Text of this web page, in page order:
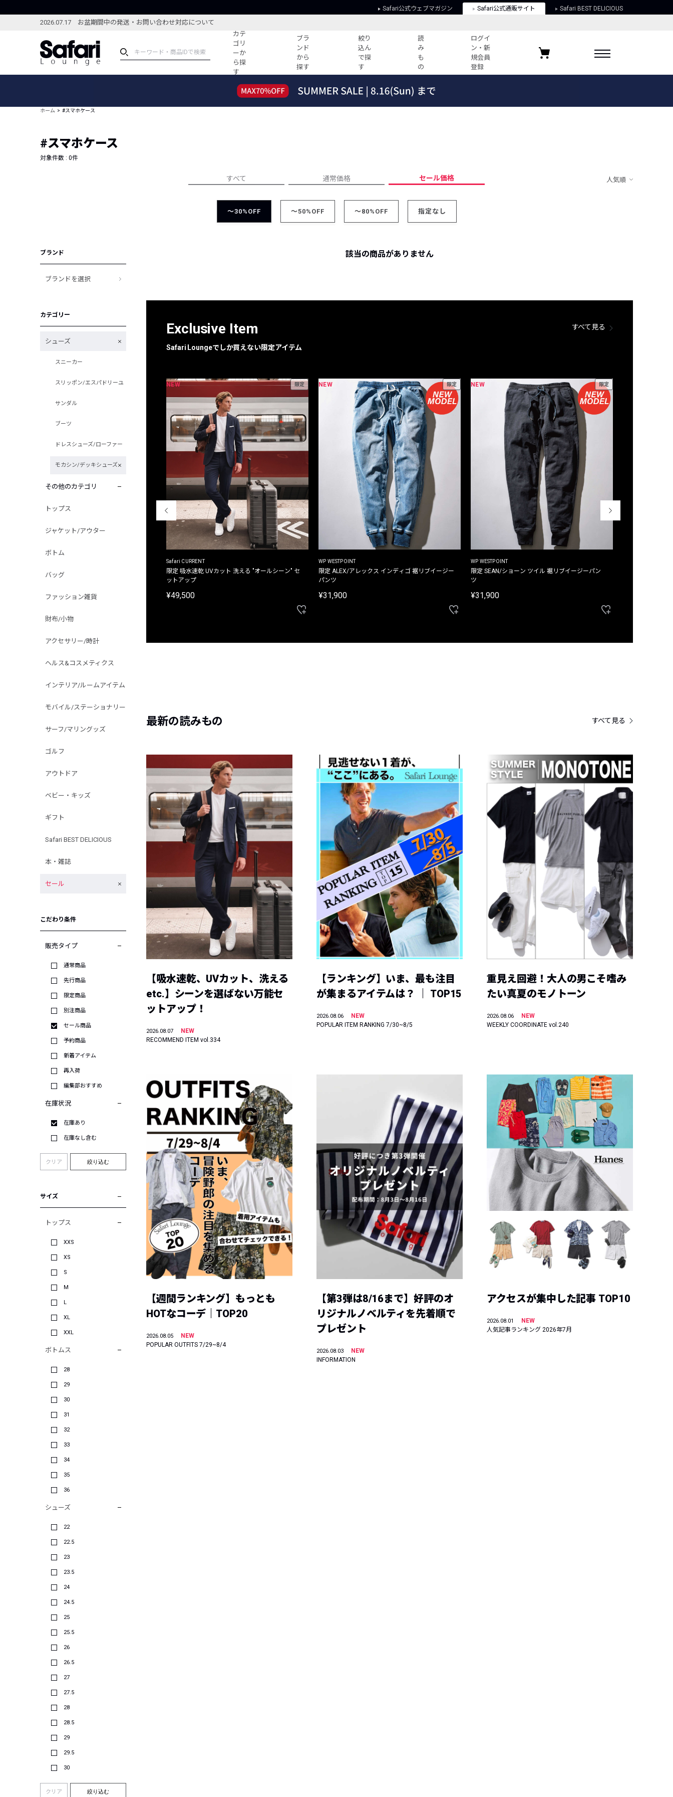
Safari公式ウェブマガジン Safari公式通販サイト Safari BEST DELICIOUS
2026.07.17 お盆期間中の発送・お問い合わせ対応について
カテ
ゴリ
ーか
ら探
す
ブラ
ンド
から
探す
絞り
込ん
で探
す
読
み
も
の
ログイ
ン・新
規会員
登録
ブランドから探す
新着アイテム
編集部のおすすめアイテム
すべての記事
人気記事ランキング
ウィークリーコーデ
プライバシーポリシー
お気に入りブランド
ホーム #スマホケース
#スマホケース
対象件数 : 0件
すべて 通常価格 セール価格 人気順
～30%OFF ～50%OFF ～80%OFF 指定なし
ブランド
ブランドを選択
カテゴリー
シューズ
スニーカー
スリッポン/エスパドリーユ
サンダル
ブーツ
ドレスシューズ/ローファー
モカシン/デッキシューズ
その他のカテゴリ
トップス
ジャケット/アウター
ボトム
バッグ
ファッション雑貨
財布/小物
アクセサリー/時計
ヘルス&コスメティクス
インテリア/ルームアイテム
モバイル/ステーショナリー
サーフ/マリングッズ
ゴルフ
アウトドア
ベビー・キッズ
ギフト
Safari BEST DELICIOUS
本・雑誌
セール
こだわり条件
販売タイプ
通常商品
先行商品
限定商品
別注商品
セール商品
予約商品
新着アイテム
再入荷
編集部おすすめ
在庫状況
在庫あり
在庫なし含む
クリア 絞り込む
サイズ
トップス
XXS
XS
S
M
L
XL
XXL
ボトムス
28
29
30
31
32
33
34
35
36
シューズ
22
22.5
23
23.5
24
24.5
25
25.5
26
26.5
27
27.5
28
28.5
29
29.5
30
クリア 絞り込む
該当の商品がありません
Exclusive Item
Safari Loungeでしか買えない限定アイテム
すべて見る
限定
別注限定 フード付き チェックシャツジャケット
NEW 限定
Safari CURRENT
限定 吸水速乾 UVカット 洗える "オールシーン" セ
ットアップ
¥49,500
NEW 限定
WP WESTPOINT
限定 ALEX/アレックス インディゴ 裾リブイージー
パンツ
¥31,900
NEW 限定
WP WESTPOINT
限定 SEAN/ショーン ツイル 裾リブイージーパン
ツ
¥31,900
最新の読みもの すべて見る
【吸水速乾、UVカット、洗える
etc.】シーンを選ばない万能セ
ットアップ！
2026.08.07
NEW
RECOMMEND ITEM vol.334
【ランキング】いま、最も注目
が集まるアイテムは？ ｜ TOP15
2026.08.06
NEW
POPULAR ITEM RANKING 7/30~8/5
重見え回避！大人の男こそ嗜み
たい真夏のモノトーン
2026.08.06
NEW
WEEKLY COORDINATE vol.240
【週間ランキング】もっとも
HOTなコーデ｜TOP20
2026.08.05
NEW
POPULAR OUTFITS 7/29~8/4
【第3弾は8/16まで】好評のオ
リジナルノベルティを先着順で
プレゼント
2026.08.03
NEW
INFORMATION
アクセスが集中した記事 TOP10
2026.08.01
NEW
人気記事ランキング 2026年7月